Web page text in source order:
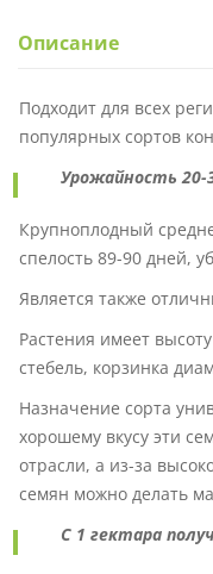
Описание
Подходит для всех
популярных сортов
Урожайность 20-
Крупноплодный
спелость 89-90 дней,
Является также
Растения имеет
стебель, корзинка
Назначение сорта
хорошему вкусу эти
отрасли, а из-за
семян можно делать
С 1 гектара